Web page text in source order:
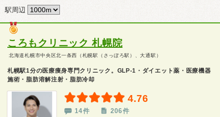
駅周辺
ころもクリニック 札幌院
北海道札幌市中央区北一条西（札幌駅（さっぽろ駅）、大通駅）
札幌駅1分の医療痩身専門クリニック。GLP-1・ダイエット薬・医療機器
施術・脂肪溶解注射・脂肪冷却
4.76
14件 206件